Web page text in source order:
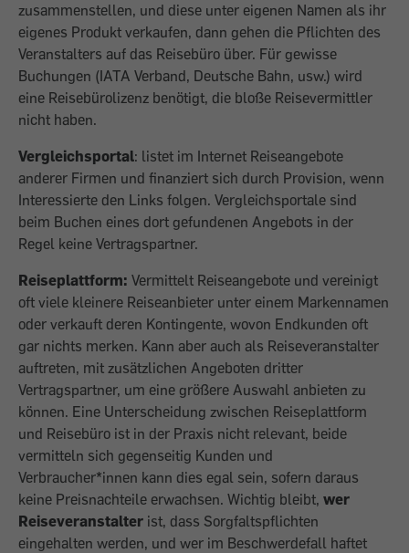
zusammenstellen, und diese unter eigenen Namen als ihr
eigenes Produkt verkaufen, dann gehen die Pflichten des
Veranstalters auf das Reisebüro über. Für gewisse
Buchungen (IATA Verband, Deutsche Bahn, usw.) wird
eine Reisebürolizenz benötigt, die bloße Reisevermittler
nicht haben.
Vergleichsportal: listet im Internet Reiseangebote
anderer Firmen und finanziert sich durch Provision, wenn
Interessierte den Links folgen. Vergleichsportale sind
beim Buchen eines dort gefundenen Angebots in der
Regel keine Vertragspartner.
Reiseplattform: Vermittelt Reiseangebote und vereinigt
oft viele kleinere Reiseanbieter unter einem Markennamen
oder verkauft deren Kontingente, wovon Endkunden oft
gar nichts merken. Kann aber auch als Reiseveranstalter
auftreten, mit zusätzlichen Angeboten dritter
Vertragspartner, um eine größere Auswahl anbieten zu
können. Eine Unterscheidung zwischen Reiseplattform
und Reisebüro ist in der Praxis nicht relevant, beide
vermitteln sich gegenseitig Kunden und
Verbraucher*innen kann dies egal sein, sofern daraus
keine Preisnachteile erwachsen. Wichtig bleibt, wer
Reiseveranstalter ist, dass Sorgfaltspflichten
eingehalten werden, und wer im Beschwerdefall haftet